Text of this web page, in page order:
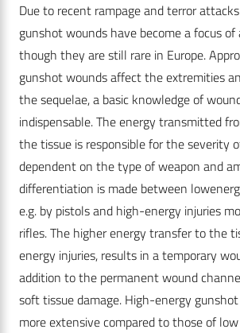
Due to recent rampage and terror
gunshot wounds have become a focus
though they are still rare in Europe.
gunshot wounds affect the extremities
the sequelae, a basic knowledge of
indispensable. The energy transmitted
the tissue is responsible for the severity
dependent on the type of weapon and
differentiation is made between
e.g. by pistols and high-energy injuries
rifles. The higher energy transfer to the
energy injuries, results in a temporary
addition to the permanent wound
soft tissue damage. High-energy
more extensive compared to those of